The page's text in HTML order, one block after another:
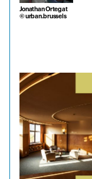
Jonathan Ortegat
© urban.brussels